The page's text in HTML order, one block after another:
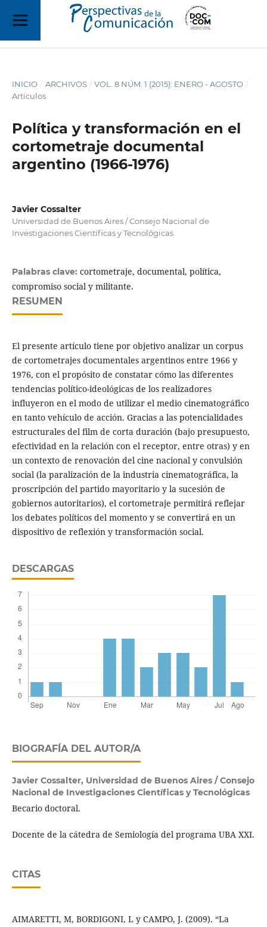
INICIO / ARCHIVOS / VOL. 8 NÚM. 1 (2015): ENERO - AGOSTO /
Artículos
Política y transformación en el
cortometraje documental
argentino (1966-1976)
Javier Cossalter
Universidad de Buenos Aires / Consejo Nacional de
Investigaciones Científicas y Tecnológicas
Palabras clave: cortometraje, documental, política,
compromiso social y militante.
RESUMEN
El presente artículo tiene por objetivo analizar un corpus
de cortometrajes documentales argentinos entre 1966 y
1976, con el propósito de constatar cómo las diferentes
tendencias político-ideológicas de los realizadores
influyeron en el modo de utilizar el medio cinematográfico
en tanto vehículo de acción. Gracias a las potencialidades
estructurales del film de corta duración (bajo presupuesto,
efectividad en la relación con el receptor, entre otras) y en
un contexto de renovación del cine nacional y convulsión
social (la paralización de la industria cinematográfica, la
proscripción del partido mayoritario y la sucesión de
gobiernos autoritarios), el cortometraje permitirá reflejar
los debates políticos del momento y se convertirá en un
dispositivo de reflexión y transformación social.
DESCARGAS
BIOGRAFÍA DEL AUTOR/A
Javier Cossalter, Universidad de Buenos Aires / Consejo
Nacional de Investigaciones Científicas y Tecnológicas
Becario doctoral.
Docente de la cátedra de Semiología del programa UBA XXI.
CITAS
AIMARETTI, M, BORDIGONI, L y CAMPO, J. (2009). “La